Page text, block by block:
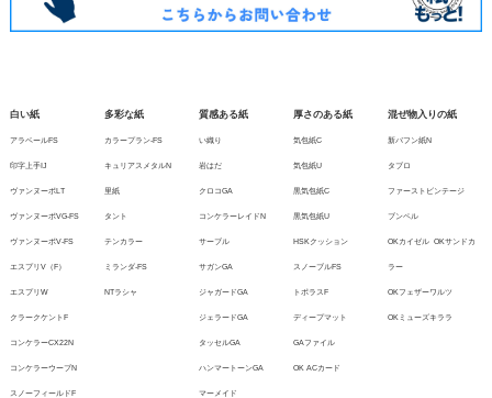
白い紙
アラベールFS
印字上手IJ
ヴァンヌーボLT
ヴァンヌーボVG-FS
ヴァンヌーボV-FS
エスプリV（F）
エスプリW
クラークケントF
コンケラーCX22N
コンケラーウーブN
スノーフィールドF
多彩な紙
カラープラン-FS
キュリアスメタルN
里紙
タント
テンカラー
ミランダ-FS
NTラシャ
質感ある紙
い織り
岩はだ
クロコGA
コンケラーレイドN
サーブル
サガンGA
ジャガードGA
ジェラードGA
タッセルGA
ハンマートーンGA
マーメイド
厚さのある紙
気包紙C
気包紙U
黒気包紙C
黒気包紙U
HSKクッション
スノーブルFS
トポラスF
ディープマット
GAファイル
OK ACカード
混ぜ物入りの紙
新バフン紙N
タブロ
ファーストビンテージ
ブンペル
OKカイゼル OKサンドカ
ラー
OKフェザーワルツ
OKミューズキララ